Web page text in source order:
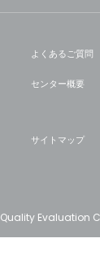
よくあるご質問
センター概要
サイトマップ
Evaluation